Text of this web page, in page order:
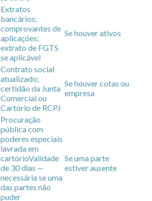
Extratos
bancários;
comprovantes de
aplicações;
extrato de FGTS
se aplicável
Se houver ativos
Contrato social
atualizado;
certidão da Junta
Comercial ou
Cartório de RCPJ
Se houver cotas ou
empresa
Procuração
pública com
poderes especiais
lavrada em
cartórioValidade
de 30 dias —
necessária se uma
das partes não
puder
Se uma parte
estiver ausente